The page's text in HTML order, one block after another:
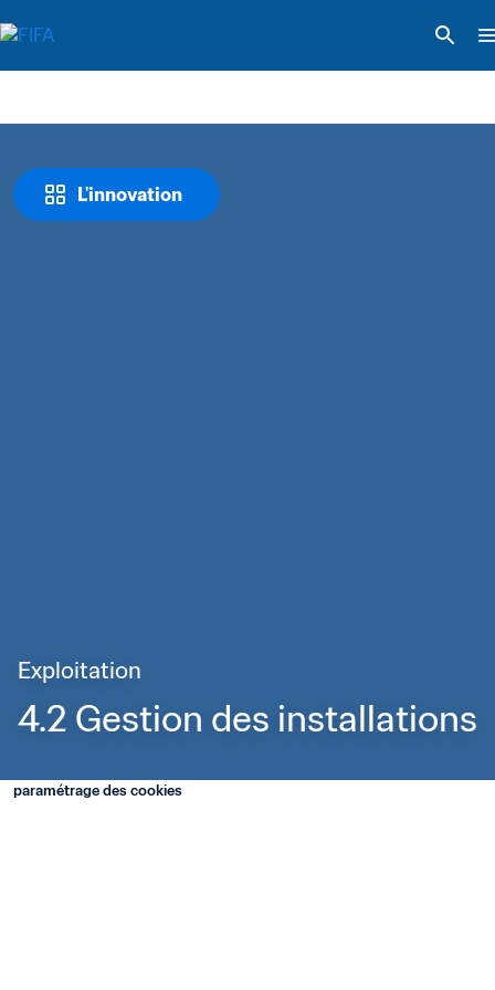
L'innovation
Exploitation
4.2 Gestion des installations
paramétrage des cookies